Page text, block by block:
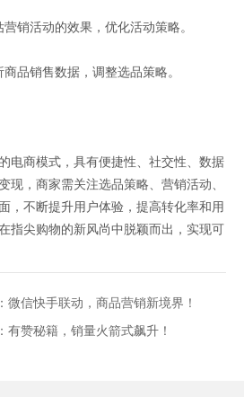
营销活动的效果，优化活动策略。
商品销售数据，调整选品策略。
电商模式，具有便捷性、社交性、数据
现，商家需关注选品策略、营销活动、
，不断提升用户体验，提高转化率和用
指尖购物的新风尚中脱颖而出，实现可
微信快手联动，商品营销新境界！
有赞秘籍，销量火箭式飙升！